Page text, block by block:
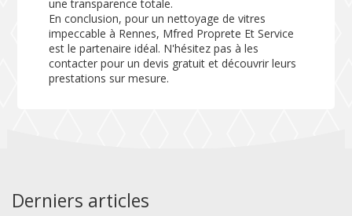
une transparence totale.
En conclusion, pour un nettoyage de vitres
impeccable à Rennes, Mfred Proprete Et Service
est le partenaire idéal. N'hésitez pas à les
contacter pour un devis gratuit et découvrir leurs
prestations sur mesure.
Derniers articles